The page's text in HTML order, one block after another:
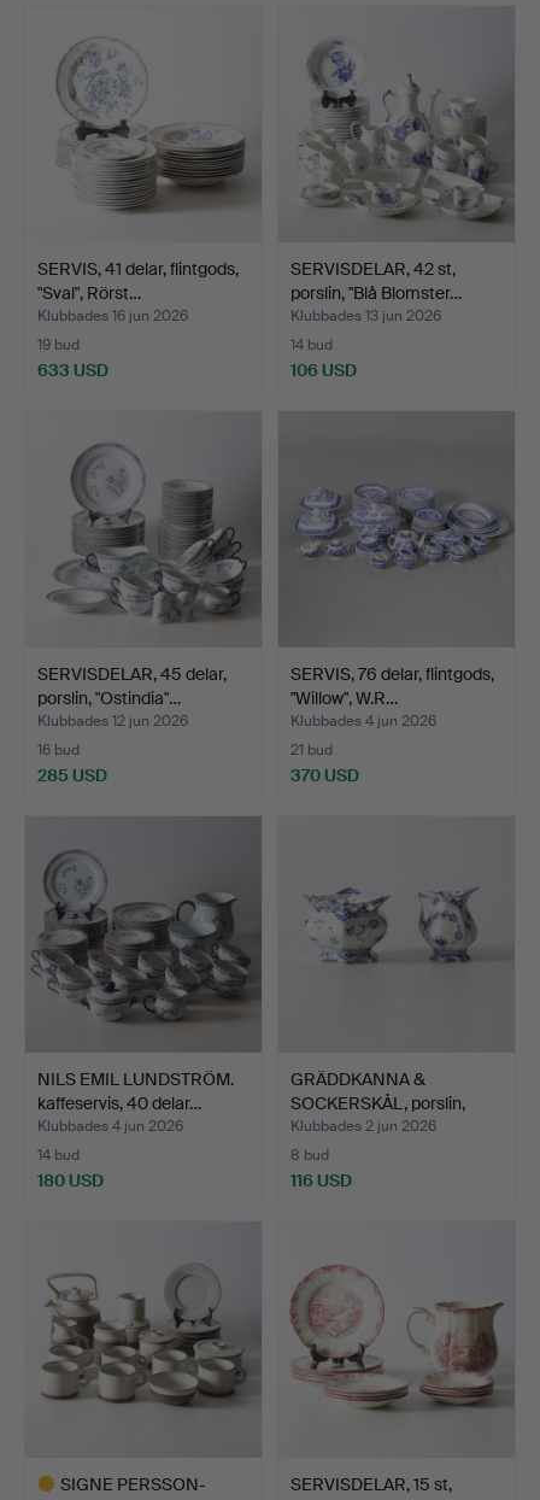
SERVIS, 41 delar, flintgods,
"Sval", Rörst…
Klubbades 16 jun 2026
19 bud
633 USD
SERVISDELAR, 42 st,
porslin, "Blå Blomster…
Klubbades 13 jun 2026
14 bud
106 USD
SERVISDELAR, 45 delar,
porslin, "Ostindia"…
Klubbades 12 jun 2026
16 bud
285 USD
SERVIS, 76 delar, flintgods,
"Willow", W.R…
Klubbades 4 jun 2026
21 bud
370 USD
NILS EMIL LUNDSTRÖM.
kaffeservis, 40 delar…
Klubbades 4 jun 2026
14 bud
180 USD
GRÄDDKANNA &
SOCKERSKÅL, porslin,
"Musselm…
Klubbades 2 jun 2026
8 bud
116 USD
SIGNE PERSSON-
SERVISDELAR, 15 st,